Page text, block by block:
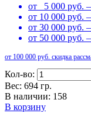
от 5 000 руб.
от 10 000
от 30 000
от 50 000 руб.
от 100 000 руб. скидка
Кол-во:
Вес: 694 гр.
В наличии: 158
В корзину